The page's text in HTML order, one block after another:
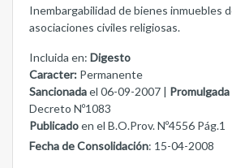
Inembargabilidad de bienes inmuebles
asociaciones civiles religiosas.
Incluida en: Digesto
Caracter: Permanente
Sancionadael 06-09-2007 | Promulgada
Decreto Nº1083
Publicadoen el B.O.Prov. Nº4556 Pág.1
Fecha de Consolidación: 15-04-2008